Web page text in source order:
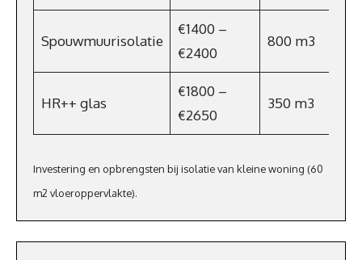
Spouwmuurisolatie
€1400 –
€2400
800 m3
HR++ glas
€1800 –
€2650
350 m3
Investering en opbrengsten bij isolatie van kleine woning (60
m2 vloeroppervlakte).